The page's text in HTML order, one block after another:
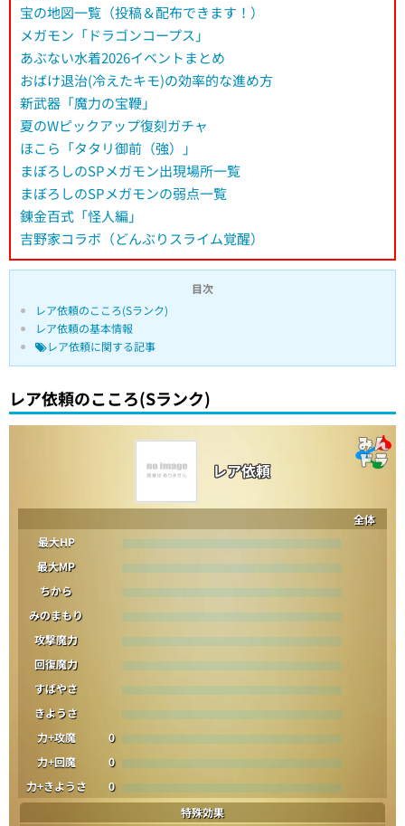
宝の地図一覧（投稿＆配布できます！）
メガモン「ドラゴンコープス」
あぶない水着2026イベントまとめ
おばけ退治(冷えたキモ)の効率的な進め方
新武器「魔力の宝鞭」
夏のWピックアップ復刻ガチャ
ほこら「タタリ御前（強）」
まぼろしのSPメガモン出現場所一覧
まぼろしのSPメガモンの弱点一覧
錬金百式「怪人編」
吉野家コラボ（どんぶりスライム覚醒）
目次
レア依頼のこころ(Sランク)
レア依頼の基本情報
レア依頼に関する記事
レア依頼のこころ(Sランク)
レア依頼
全体
最大HP
最大MP
ちから
みのまもり
攻撃魔力
回復魔力
すばやさ
きようさ
力+攻魔
0
力+回魔
0
力+きようさ
0
特殊効果